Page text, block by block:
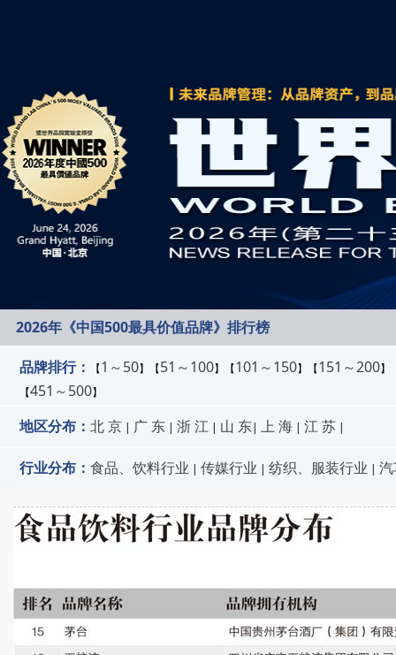
2026年《中国500最具价值品牌》排行榜
品牌排行： 【1～50】【51～100】【101～150】【151～200】
【451～500】
地区分布： 北 京 | 广 东 | 浙 江 | 山 东| 上 海 | 江 苏 |
行业分布： 食品、饮料行业 | 传媒行业 | 纺织、服装行业 |